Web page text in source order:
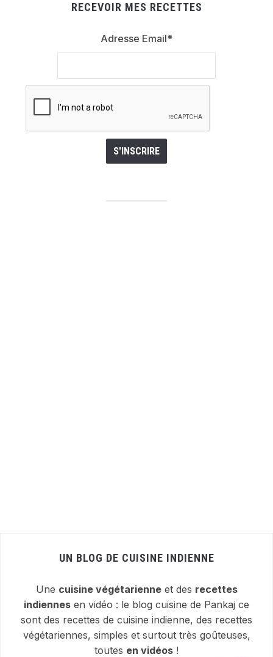
RECEVOIR MES RECETTES
Adresse Email*
UN BLOG DE CUISINE INDIENNE
Une cuisine végétarienneet des recettes
indiennes en vidéo : le blog cuisine de Pankaj ce
sont des recettes de cuisine indienne, des recettes
végétariennes, simples et surtout très goûteuses,
toutes en vidéos !